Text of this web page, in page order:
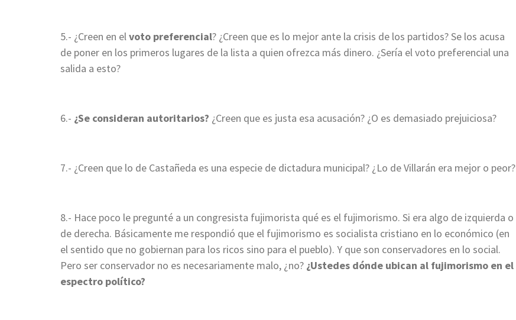
5.- ¿Creen en elvoto preferencial? ¿Creen que es lo mejor ante la crisis de los partidos? Se los acusa
de poner en los primeros lugares de la lista a quien ofrezca más dinero. ¿Sería el voto preferencial una
salida a esto?
6.- ¿Se consideran autoritarios? ¿Creen que es justa esa acusación? ¿O es demasiado prejuiciosa?
7.- ¿Creen que lo de Castañeda es una especie de dictadura municipal? ¿Lo de Villarán era mejor o peor?
8.- Hace poco le pregunté a un congresista fujimorista qué es el fujimorismo. Si era algo de izquierda o
de derecha. Básicamente me respondió que el fujimorismo es socialista cristiano en lo económico (en
el sentido que no gobiernan para los ricos sino para el pueblo). Y que son conservadores en lo social.
Pero ser conservador no es necesariamente malo, ¿no? ¿Ustedes dónde ubican al fujimorismo en el
espectro político?